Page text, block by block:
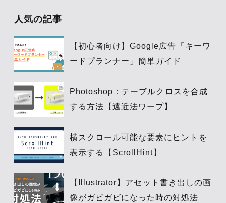
人気の記事
【初心者向け】Google広告「キーワ
ードプランナー」簡単ガイド
Photoshop：テーブルクロスを合成
する方法【遠近法ワープ】
横スクロール可能な要素にヒントを
表示する【ScrollHint】
【Illustrator】アセット書き出しの画
像がガビガビになった時の対処法